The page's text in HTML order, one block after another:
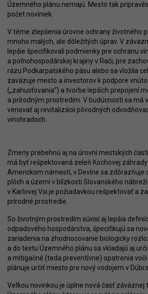
Územného plánu nemajú. Mesto tak
počet noviniek.
V téme zlepšenia úrovne ochrany životného
mnoho malých, ale dôležitých úprav. V
lepšie špecifikovali podmienky pre ochranu
a poľnohospodárskej krajiny v Rači, pre
rázu Podkarpatského pásu alebo sa vložila
zaväzuje mesto a investorov k podpore
(„zahusťovania“) a tvorbe lepších prepojení
a prírodným prostredím. V budúcnosti sa má
venovať aj revitalizácii pôvodných
vinohradoch.
Zmeny prebehnú aj na úrovní mestských
má byť rešpektovaná zeleň Kochovej
Americkom námestí, v Devíne sa zdôrazňuje
plôch a území v blízkosti Slovanského
v Karlovej Vsi je požiadavkou rešpektovať a
prírodné prostredie.
So životným prostredím súvisí aj lepšia
odpadového hospodárstva, špecifikujú sa
zariadenia na zhodnocovanie biologicky
a do textu Územného plánu sa vkladajú aj
a mitigačné (teda preventívne) opatrenia
plánuje určiť miesto pre nový vodojem v
Veľkou novinkou je úplne nová časť záväznej